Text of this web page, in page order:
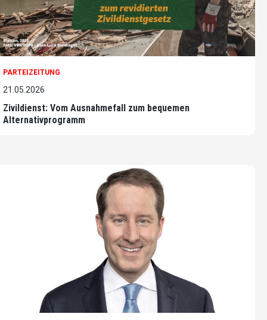
PARTEIZEITUNG
21.05.2026
Zivildienst: Vom Ausnahmefall zum bequemen
Alternativprogramm